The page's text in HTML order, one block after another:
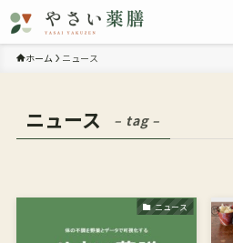
ホーム ニュース
ニュース – tag –
ニュース